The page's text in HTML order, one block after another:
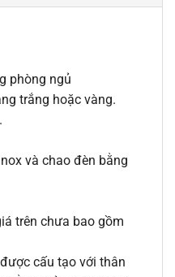
phòng ngủ
trắng hoặc vàng.
và chao đèn bằng
trên chưa bao gồm
cấu tạo với thân